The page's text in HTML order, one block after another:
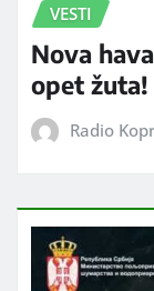
VESTI
Nova
opet žuta!
Radio